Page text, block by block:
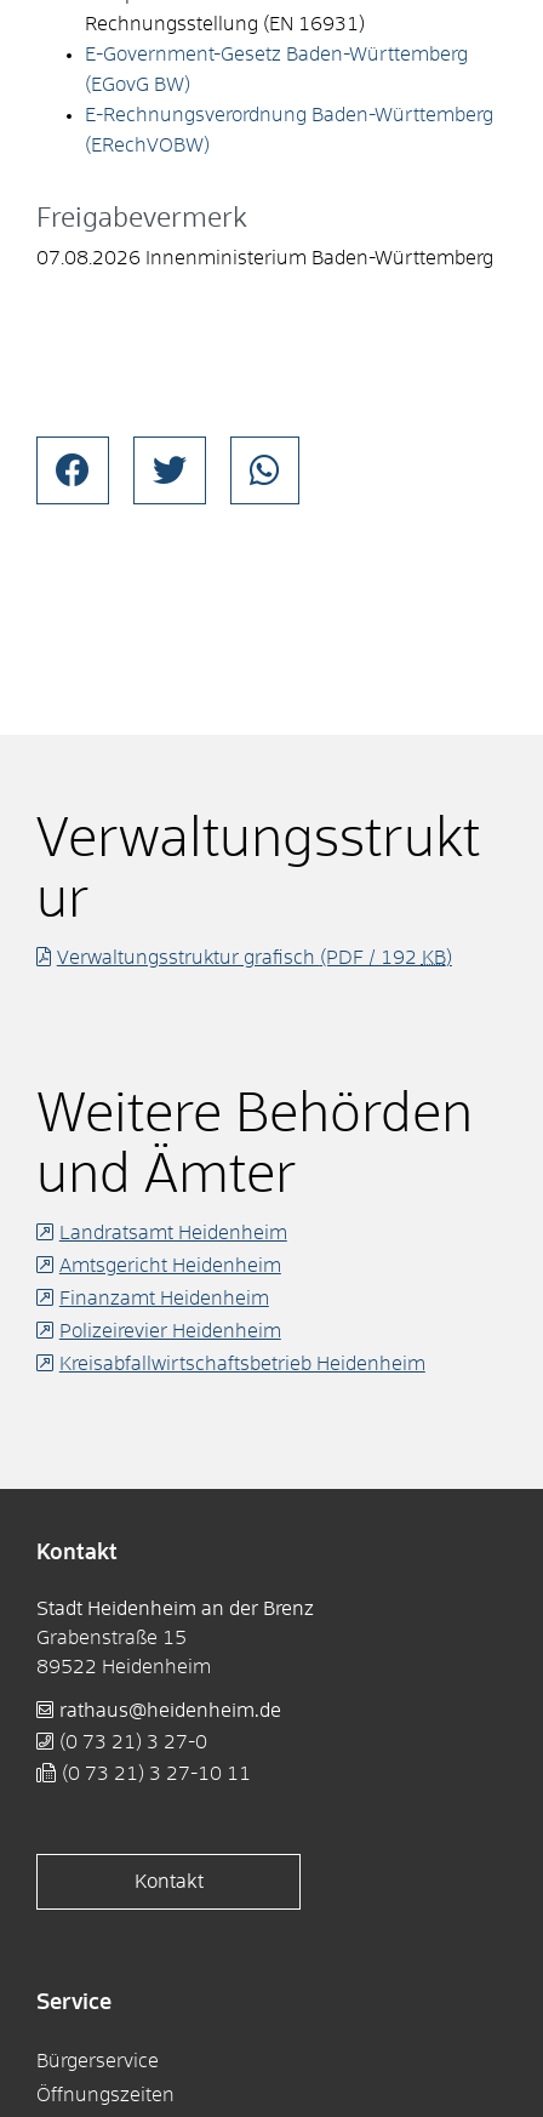
Rechnungsstellung (EN 16931)
E-Government-Gesetz Baden-Württemberg
(EGovG BW)
E-Rechnungsverordnung Baden-Württemberg
(ERechVOBW)
Freigabevermerk
07.08.2026 Innenministerium Baden-Württemberg
Verwaltungsstrukt
ur
Verwaltungsstruktur grafisch (PDF / 192 KB)
Weitere Behörden
und Ämter
Landratsamt Heidenheim
Amtsgericht Heidenheim
Finanzamt Heidenheim
Polizeirevier Heidenheim
Kreisabfallwirtschaftsbetrieb Heidenheim
Kontakt
Stadt Heidenheim an der Brenz
Grabenstraße 15
89522 Heidenheim
rathaus@heidenheim.de
(0 73 21) 3 27-0
(0 73 21) 3 27-10 11
Kontakt
Service
Bürgerservice
Öffnungszeiten